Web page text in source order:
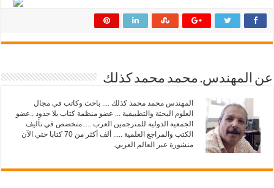
ل
ت
ي
ف
ت
ي
ن
ا
ف
ذ
ة
ج
ي
ل
ف
س
(
ف
ح
ف
ي
ن
ا
ف
ذ
ة
د
عن المهندس. محمد محمد كذلك
المهندس محمد محمد كذلك .... باحث وكاتب في مجال
العلوم البحتة والتطبيقية ... عضو منظمة كتاب بلا حدود ..عضو
الجمعية الدولية للمترجمين العرب .... متخصص في تأليف
الكتب والمراجع العلمية ..... ألف أكثر من 70 كتابا حتي الآن
منشورة عبر العالم العربي.